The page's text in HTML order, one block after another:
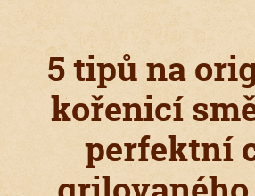
5 tipů na
kořenicí
perfektní